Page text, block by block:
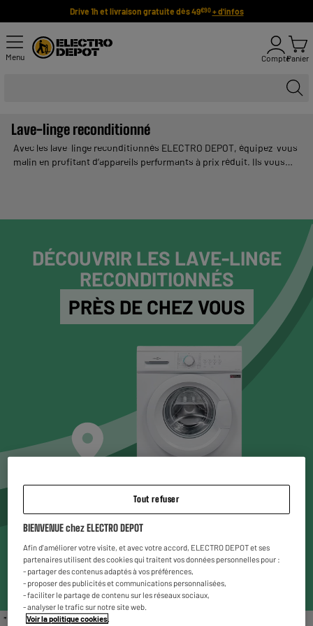
Drive 1h et livraison gratuite dès 49€90 + d'infos
Menu ComptePanier
Lave-linge reconditionné
Avec les lave-linge reconditionnés ELECTRO DEPOT, équipez-vous
malin en profitant d’appareils performants à prix réduit. Ils vous
sélection de lave-linge reconditionnés pas chers, disponibles en
DÉCOUVRIR LES LAVE-LINGE
RECONDITIONNÉS
PRÈS DE CHEZ VOUS
Choisissez un magasin* pour voir les produits
disponibles
Entrez votre code postal ou ville
* Liste des magasins proposant le gros électroménager reconditionné : Chambéry,
Tout refuser
BIENVENUE chez ELECTRO DEPOT
Afin d'améliorer votre visite, et avec votre accord, ELECTRO DEPOT et ses
partenaires utilisent des cookies qui traitent vos données personnelles pour :
- partager des contenus adaptés à vos préférences,
- proposer des publicités et communications personnalisées,
- faciliter le partage de contenu sur les réseaux sociaux,
- analyser le trafic sur notre site web.
Voir la politique cookies